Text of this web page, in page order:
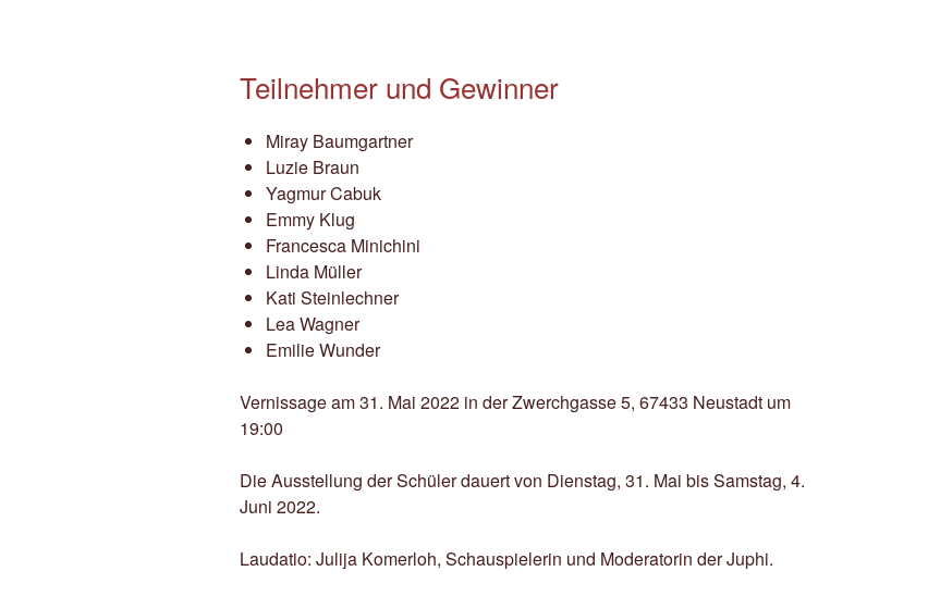
Teilnehmer und Gewinner
Miray Baumgartner
Luzie Braun
Yagmur Cabuk
Emmy Klug
Francesca Minichini
Linda Müller
Kati Steinlechner
Lea Wagner
Emilie Wunder
Vernissage am 31. Mai 2022 in der Zwerchgasse 5, 67433 Neustadt um
19:00
Die Ausstellung der Schüler dauert von Dienstag, 31. Mai bis Samstag, 4.
Juni 2022.
Laudatio: Julija Komerloh, Schauspielerin und Moderatorin der Juphi.